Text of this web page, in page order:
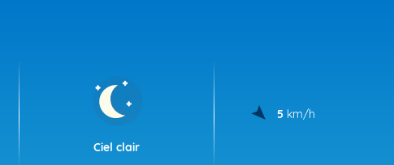
Ciel clair
5 km/h